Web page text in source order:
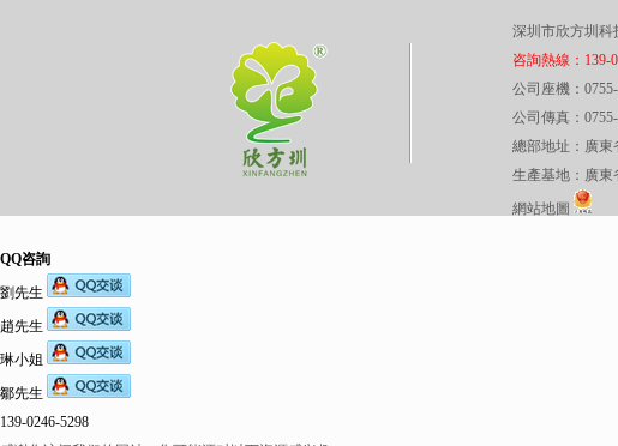
深圳市欣方圳科
咨詢熱線：139-
公司座機：
公司傳真：
總部地址：廣東
生產基地：廣東
網站地圖
QQ咨詢
劉先生
趙先生
琳小姐
鄒先生
139-0246-5298